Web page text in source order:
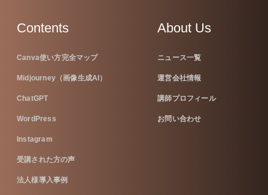
Contents
Canva使い方完全マップ
Midjourney（画像生成AI）
ChatGPT
WordPress
Instagram
受講された方の声
法人様導入事例
About Us
ニュース一覧
運営会社情報
講師プロフィール
お問い合わせ